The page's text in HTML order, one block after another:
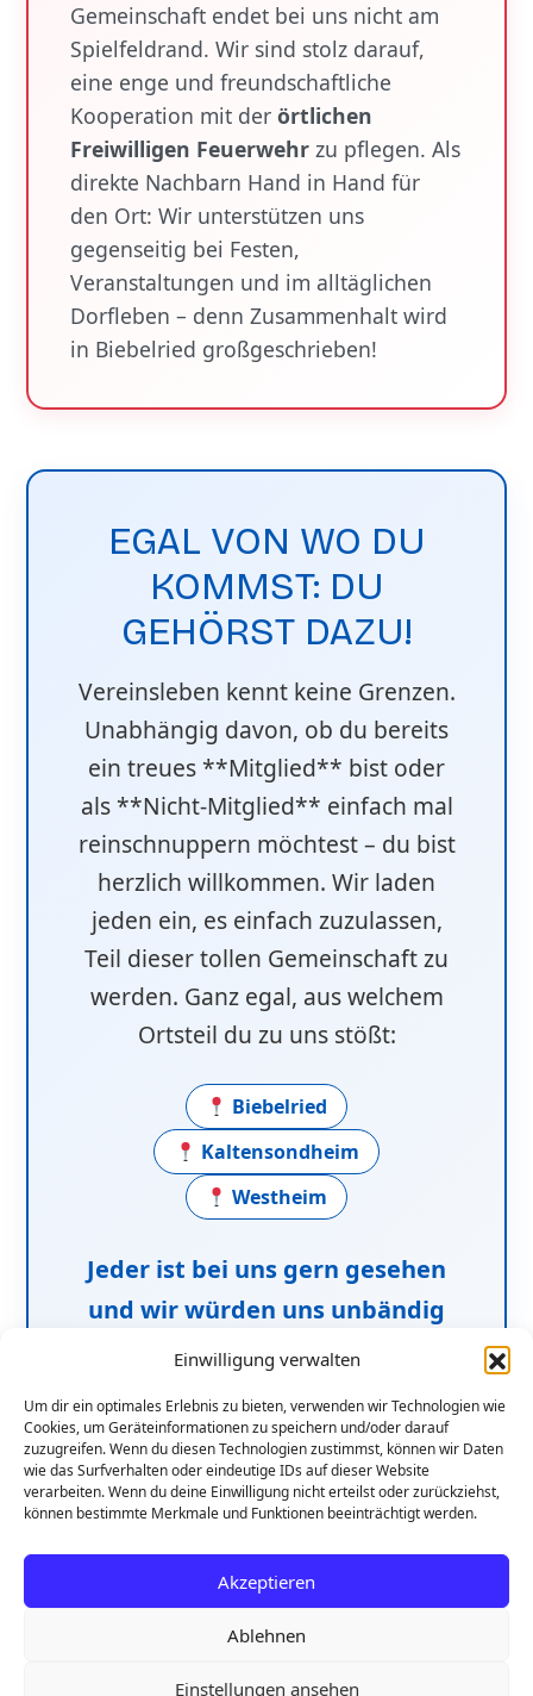
Einwilligung verwalten
Um dir ein optimales Erlebnis zu bieten, verwenden wir Technologien wie
Cookies, um Geräteinformationen zu speichern und/oder darauf
zuzugreifen. Wenn du diesen Technologien zustimmst, können wir Daten
wie das Surfverhalten oder eindeutige IDs auf dieser Website
verarbeiten. Wenn du deine Einwilligung nicht erteilst oder zurückziehst,
können bestimmte Merkmale und Funktionen beeinträchtigt werden.
Akzeptieren
Ablehnen
Einstellungen ansehen
Gemeinschaft endet bei uns nicht am
Spielfeldrand. Wir sind stolz darauf,
eine enge und freundschaftliche
Kooperation mit der örtlichen
Freiwilligen Feuerwehr zu pflegen. Als
direkte Nachbarn Hand in Hand für
den Ort: Wir unterstützen uns
gegenseitig bei Festen,
Veranstaltungen und im alltäglichen
Dorfleben – denn Zusammenhalt wird
in Biebelried großgeschrieben!
EGAL VON WO DU
KOMMST: DU
GEHÖRST DAZU!
Vereinsleben kennt keine Grenzen.
Unabhängig davon, ob du bereits
ein treues **Mitglied** bist oder
als **Nicht-Mitglied** einfach mal
reinschnuppern möchtest – du bist
herzlich willkommen. Wir laden
jeden ein, es einfach zuzulassen,
Teil dieser tollen Gemeinschaft zu
werden. Ganz egal, aus welchem
Ortsteil du zu uns stößt:
Biebelried
Kaltensondheim
Westheim
Jeder ist bei uns gern gesehen
und wir würden uns unbändig
freuen, euch eine Freude zu
zu treiben!
Besuche uns und werde
Teil des Teams!
© 2026 TSV 1972 Biebelried e.V. All rights reserved.